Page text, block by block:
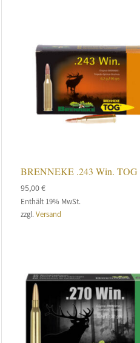
BRENNEKE .243 Win. TOG
95,00€
Enthält 19% MwSt.
zzgl.Versand